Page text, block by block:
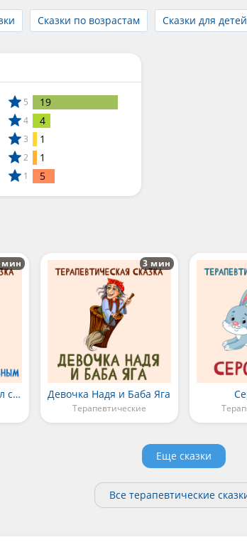
Сказки по возрастам Сказки для
5 19
4 4
3 1
2 1
1 5
Как Кенгуреныш стал самостоятельным
мин
Девочка Надя и Баба Яга
Терапевтические
3 мин
Еще сказки
Все терапевтические